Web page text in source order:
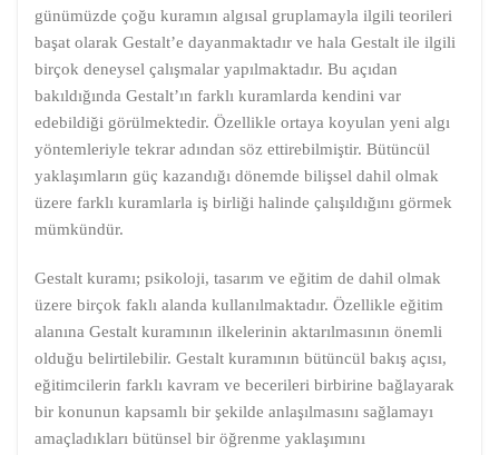
günümüzde çoğu kuramın algısal gruplamayla ilgili teorileri
başat olarak Gestalt’e dayanmaktadır ve hala Gestalt ile ilgili
birçok deneysel çalışmalar yapılmaktadır. Bu açıdan
bakıldığında Gestalt’ın farklı kuramlarda kendini var
edebildiği görülmektedir. Özellikle ortaya koyulan yeni algı
yöntemleriyle tekrar adından söz ettirebilmiştir. Bütüncül
yaklaşımların güç kazandığı dönemde bilişsel dahil olmak
üzere farklı kuramlarla iş birliği halinde çalışıldığını görmek
mümkündür.
Gestalt kuramı; psikoloji, tasarım ve eğitim de dahil olmak
üzere birçok faklı alanda kullanılmaktadır. Özellikle eğitim
alanına Gestalt kuramının ilkelerinin aktarılmasının önemli
olduğu belirtilebilir. Gestalt kuramının bütüncül bakış açısı,
eğitimcilerin farklı kavram ve becerileri birbirine bağlayarak
bir konunun kapsamlı bir şekilde anlaşılmasını sağlamayı
amaçladıkları bütünsel bir öğrenme yaklaşımını